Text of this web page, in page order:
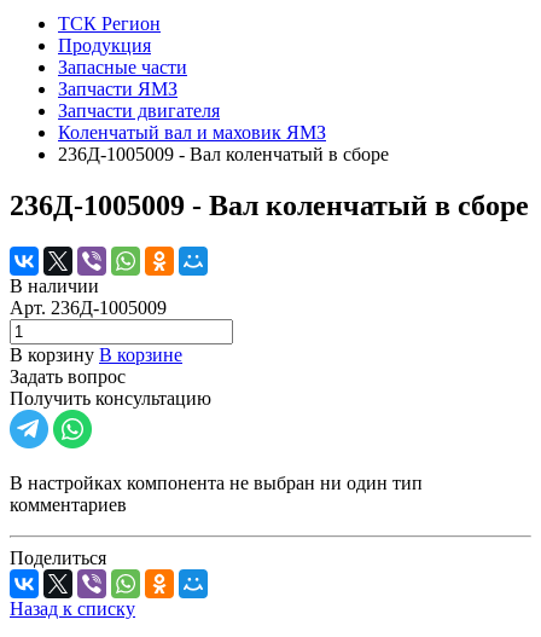
ТСК Регион
Продукция
Запасные части
Запчасти ЯМЗ
Запчасти двигателя
Коленчатый вал и маховик ЯМЗ
236Д-1005009 - Вал коленчатый в сборе
236Д-1005009 - Вал коленчатый в сборе
В наличии
Арт. 236Д-1005009
В корзину В корзине
Задать вопрос
Получить консультацию
В настройках компонента не выбран ни один тип
комментариев
Поделиться
Назад к списку